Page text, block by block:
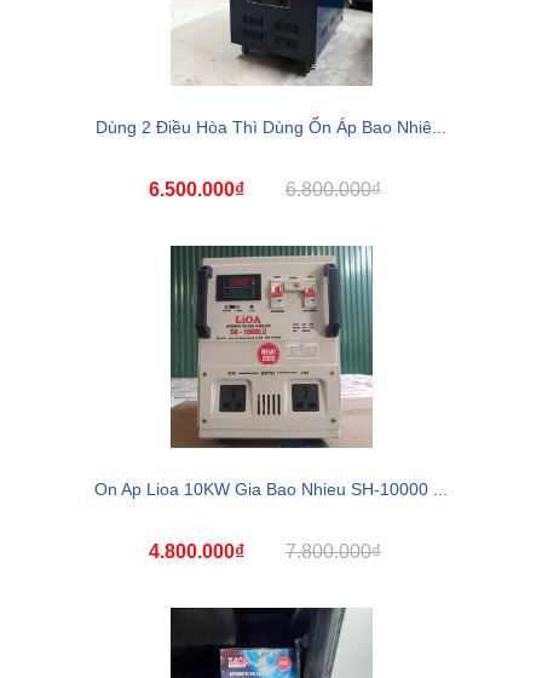
Dùng 2 Điều Hòa Thì Dùng Ổn Áp Bao Nhiê...
6.500.000₫ 6.800.000₫
On Ap Lioa 10KW Gia Bao Nhieu SH-10000 ...
4.800.000₫ 7.800.000₫